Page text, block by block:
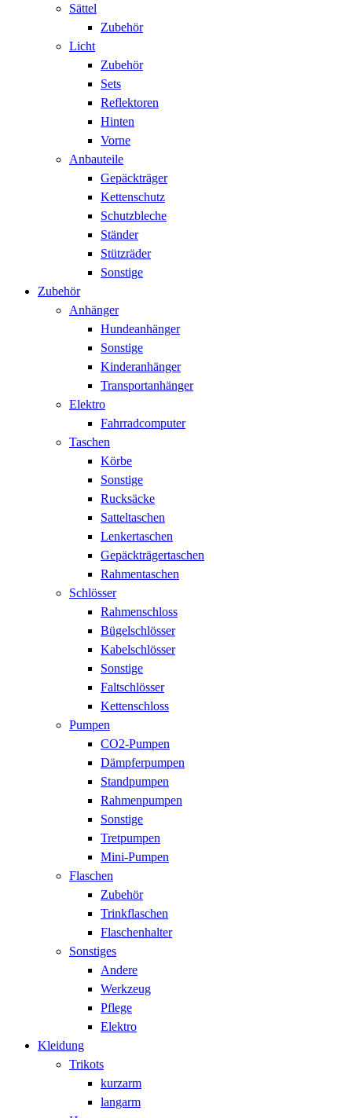
Sättel
Zubehör
Licht
Zubehör
Sets
Reflektoren
Hinten
Vorne
Anbauteile
Gepäckträger
Kettenschutz
Schutzbleche
Ständer
Stützräder
Sonstige
Zubehör
Anhänger
Hundeanhänger
Sonstige
Kinderanhänger
Transportanhänger
Elektro
Fahrradcomputer
Taschen
Körbe
Sonstige
Rucksäcke
Satteltaschen
Lenkertaschen
Gepäckträgertaschen
Rahmentaschen
Schlösser
Rahmenschloss
Bügelschlösser
Kabelschlösser
Sonstige
Faltschlösser
Kettenschloss
Pumpen
CO2-Pumpen
Dämpferpumpen
Standpumpen
Rahmenpumpen
Sonstige
Tretpumpen
Mini-Pumpen
Flaschen
Zubehör
Trinkflaschen
Flaschenhalter
Sonstiges
Andere
Werkzeug
Pflege
Elektro
Kleidung
Trikots
kurzarm
langarm